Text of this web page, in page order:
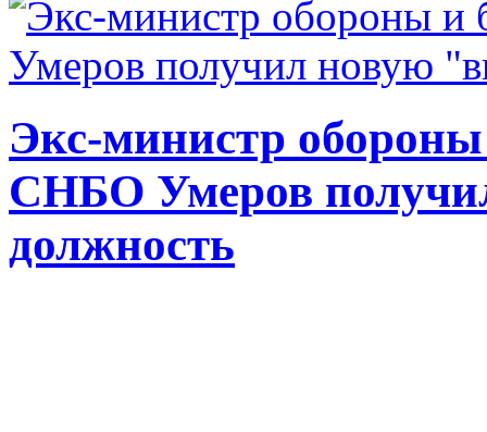
Экс-министр
СНБО Умеров
должность